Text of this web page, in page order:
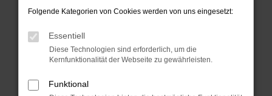
Prüfe deine Browsererweiterungen.
können das Laden bestimmter Seiten
verhindern. Funktioniert die Seite in einem
anderen Browser oder in einem privaten
Starte dein Gerät neu.
Folgende Kategorien von Cookies werden von uns eingesetzt:
Essentiell
Diese Technologien sind erforderlich, um die
Kernfunktionalität der Webseite zu gewährleisten.
Funktional